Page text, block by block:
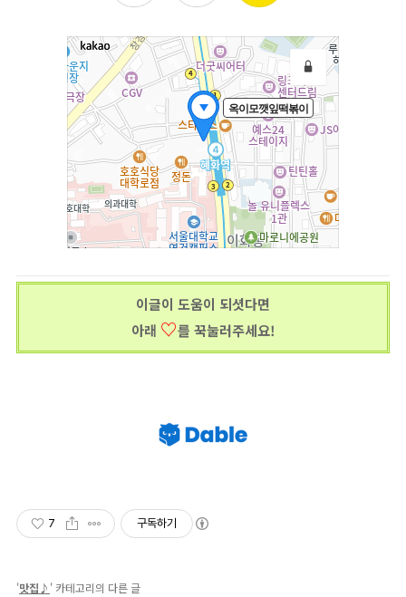
이글이 도움이 되셧다면
아래 ♡를 꾹눌러주세요!
7 구독하기
'맛집♪ ' 카테고리의 다른 글